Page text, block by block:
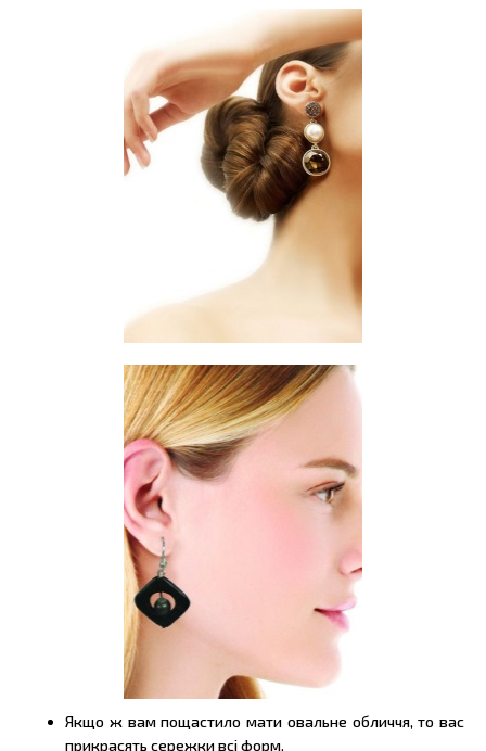
Якщо ж вам пощастило мати овальне обличчя, то вас
прикрасять сережки всі форм.